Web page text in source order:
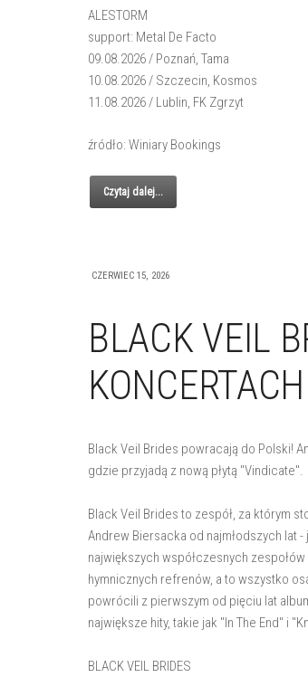
ALESTORM
support: Metal De Facto
09.08.2026 / Poznań, Tama
10.08.2026 / Szczecin, Kosmos
11.08.2026 / Lublin, FK Zgrzyt
źródło: Winiary Bookings
Czytaj dalej...
CZERWIEC 15, 2026
BLACK VEIL
Black Veil Brides powracają do Polski!
gdzie przyjadą z nową płytą "Vindicate".
Black Veil Brides to zespół, za którym
Andrew Biersacka od najmłodszych lat
największych współczesnych
hymnicznych refrenów, a to wszystko
powrócili z pierwszym od pięciu lat
największe hity, takie jak "In The End" i
BLACK VEIL BRIDES